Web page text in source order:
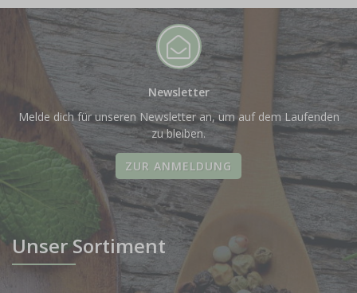
Newsletter
Melde dich für unseren Newsletter an, um auf dem Laufenden
zu bleiben.
ZUR ANMELDUNG
Unser Sortiment